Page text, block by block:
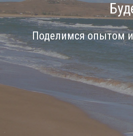
Поделимся опытом